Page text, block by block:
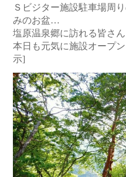
Ｓビジター施設駐車場周
みのお盆…
塩原温泉郷に訪れる皆さ
本日も元気に施設オープ
示]